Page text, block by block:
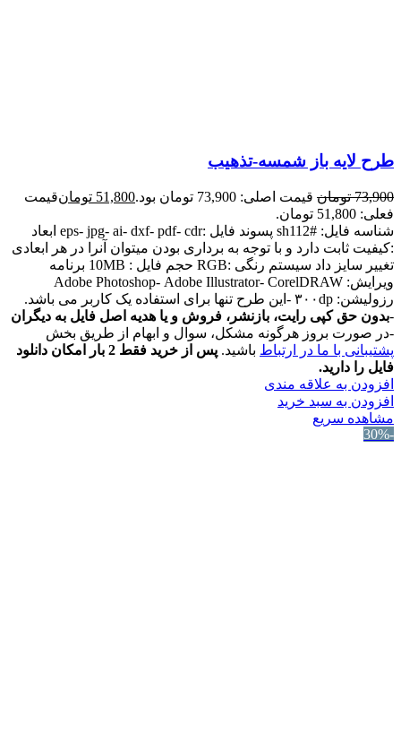
طرح لایه باز شمسه-تذهیب
73,900 تومان قیمت اصلی: 73,900 تومان بود. 51,800 تومانقیمت
فعلی: 51,800 تومان.
شناسه فایل: #sh112 پسوند فایل :eps- jpg- ai- dxf- pdf- cdr ابعاد
:کیفیت ثابت دارد و با توجه به برداری بودن میتوان آنرا در هر ابعادی
تغییر سایز داد سیستم رنگی :RGB حجم فایل : 10MB برنامه
ویرایش: Adobe Photoshop- Adobe Illustrator- CorelDRAW
رزولیشن: ۳۰۰dp -این طرح تنها برای استفاده یک کاربر می باشد.
-بدون حق کپی رایت، بازنشر، فروش و یا هدیه اصل فایل به دیگران
-در صورت بروز هرگونه مشکل، سوال و ابهام از طریق بخش
پشتیبانی با ما در ارتباط باشید.
پس از خرید فقط 2 بار امکان دانلود
فایل را دارید.
افزودن به علاقه مندی
افزودن به سبد خرید
مشاهده سریع
-30%